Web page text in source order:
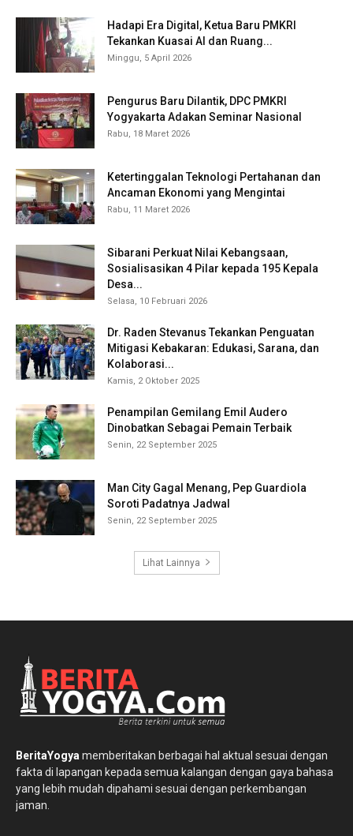
Hadapi Era Digital, Ketua Baru PMKRI
Tekankan Kuasai AI dan Ruang...
Minggu, 5 April 2026
Pengurus Baru Dilantik, DPC PMKRI
Yogyakarta Adakan Seminar Nasional
Rabu, 18 Maret 2026
Ketertinggalan Teknologi Pertahanan dan
Ancaman Ekonomi yang Mengintai
Rabu, 11 Maret 2026
Sibarani Perkuat Nilai Kebangsaan,
Sosialisasikan 4 Pilar kepada 195 Kepala
Desa...
Selasa, 10 Februari 2026
Dr. Raden Stevanus Tekankan Penguatan
Mitigasi Kebakaran: Edukasi, Sarana, dan
Kolaborasi...
Kamis, 2 Oktober 2025
Penampilan Gemilang Emil Audero
Dinobatkan Sebagai Pemain Terbaik
Senin, 22 September 2025
Man City Gagal Menang, Pep Guardiola
Soroti Padatnya Jadwal
Senin, 22 September 2025
Lihat Lainnya
BeritaYogya memberitakan berbagai hal aktual sesuai dengan
fakta di lapangan kepada semua kalangan dengan gaya bahasa
yang lebih mudah dipahami sesuai dengan perkembangan
jaman.